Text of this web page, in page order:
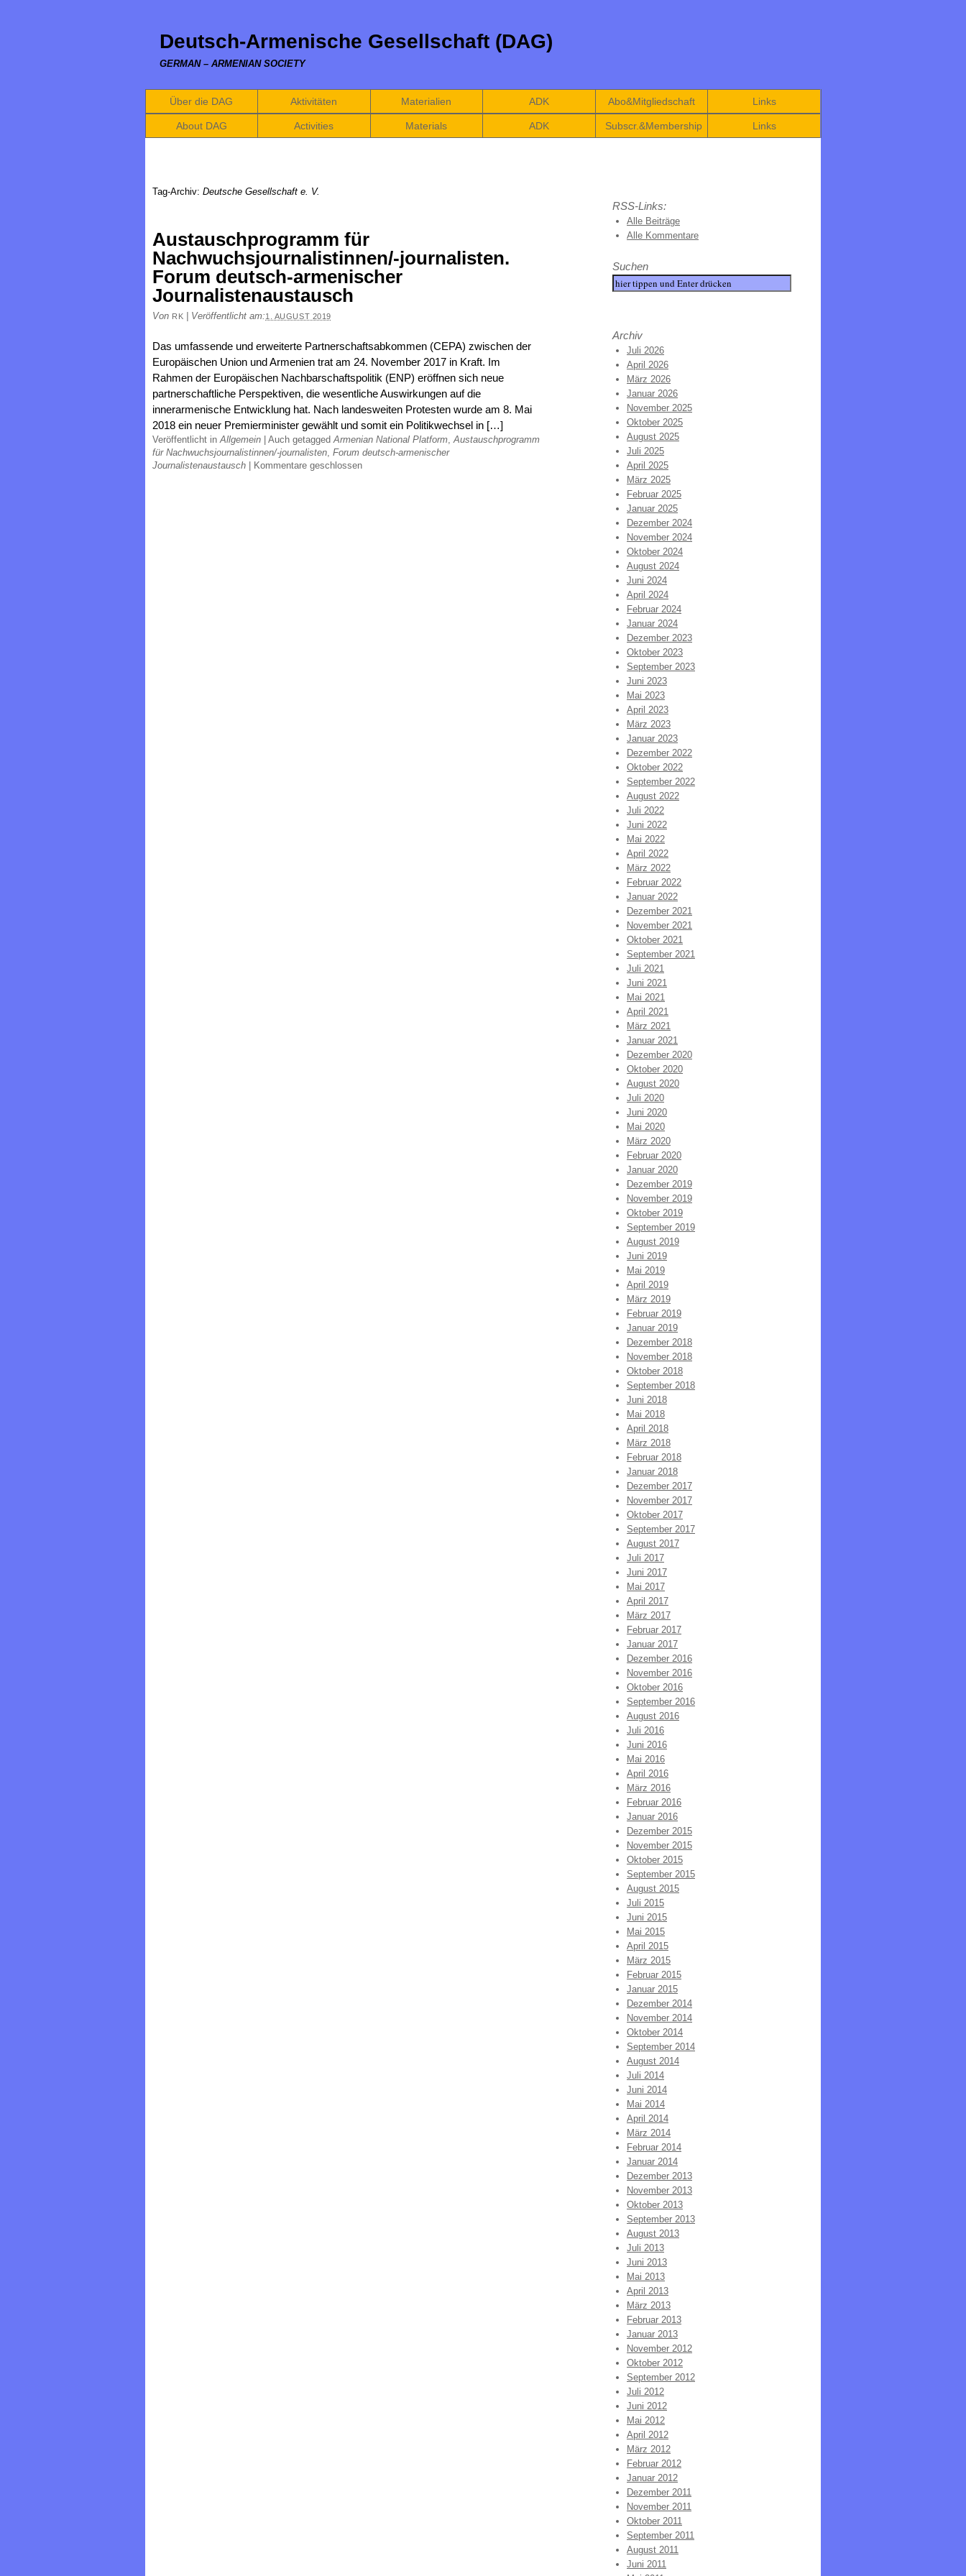
Deutsch-Armenische Gesellschaft (DAG)
GERMAN – ARMENIAN SOCIETY
Über die DAG Aktivitäten Materialien ADK Abo&Mitgliedschaft Links
About DAG Activities Materials ADK Subscr.&Membership Links
Tag-Archiv: Deutsche Gesellschaft e. V.
Austauschprogramm für
Nachwuchsjournalistinnen/-journalisten.
Forum deutsch-armenischer
Journalistenaustausch
Von RK Veröffentlicht am:1. AUGUST 2019
Das umfassende und erweiterte Partnerschaftsabkommen (CEPA) zwischen der
Europäischen Union und Armenien trat am 24. November 2017 in Kraft. Im
Rahmen der Europäischen Nachbarschaftspolitik (ENP) eröffnen sich neue
partnerschaftliche Perspektiven, die wesentliche Auswirkungen auf die
innerarmenische Entwicklung hat. Nach landesweiten Protesten wurde am 8. Mai
2018 ein neuer Premierminister gewählt und somit ein Politikwechsel in […]
Veröffentlicht inAllgemein Auch getaggedArmenian National Platform,Austauschprogramm
für Nachwuchsjournalistinnen/-journalisten, Forum deutsch-armenischer
Journalistenaustausch
Kommentare geschlossen
RSS-Links:
Alle Beiträge
Alle Kommentare
Suchen
Archiv
Juli 2026
April 2026
März 2026
Januar 2026
November 2025
Oktober 2025
August 2025
Juli 2025
April 2025
März 2025
Februar 2025
Januar 2025
Dezember 2024
November 2024
Oktober 2024
August 2024
Juni 2024
April 2024
Februar 2024
Januar 2024
Dezember 2023
Oktober 2023
September 2023
Juni 2023
Mai 2023
April 2023
März 2023
Januar 2023
Dezember 2022
Oktober 2022
September 2022
August 2022
Juli 2022
Juni 2022
Mai 2022
April 2022
März 2022
Februar 2022
Januar 2022
Dezember 2021
November 2021
Oktober 2021
September 2021
Juli 2021
Juni 2021
Mai 2021
April 2021
März 2021
Januar 2021
Dezember 2020
Oktober 2020
August 2020
Juli 2020
Juni 2020
Mai 2020
März 2020
Februar 2020
Januar 2020
Dezember 2019
November 2019
Oktober 2019
September 2019
August 2019
Juni 2019
Mai 2019
April 2019
März 2019
Februar 2019
Januar 2019
Dezember 2018
November 2018
Oktober 2018
September 2018
Juni 2018
Mai 2018
April 2018
März 2018
Februar 2018
Januar 2018
Dezember 2017
November 2017
Oktober 2017
September 2017
August 2017
Juli 2017
Juni 2017
Mai 2017
April 2017
März 2017
Februar 2017
Januar 2017
Dezember 2016
November 2016
Oktober 2016
September 2016
August 2016
Juli 2016
Juni 2016
Mai 2016
April 2016
März 2016
Februar 2016
Januar 2016
Dezember 2015
November 2015
Oktober 2015
September 2015
August 2015
Juli 2015
Juni 2015
Mai 2015
April 2015
März 2015
Februar 2015
Januar 2015
Dezember 2014
November 2014
Oktober 2014
September 2014
August 2014
Juli 2014
Juni 2014
Mai 2014
April 2014
März 2014
Februar 2014
Januar 2014
Dezember 2013
November 2013
Oktober 2013
September 2013
August 2013
Juli 2013
Juni 2013
Mai 2013
April 2013
März 2013
Februar 2013
Januar 2013
November 2012
Oktober 2012
September 2012
Juli 2012
Juni 2012
Mai 2012
April 2012
März 2012
Februar 2012
Januar 2012
Dezember 2011
November 2011
Oktober 2011
September 2011
August 2011
Juni 2011